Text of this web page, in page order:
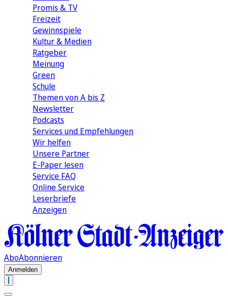
Promis & TV
Freizeit
Gewinnspiele
Kultur & Medien
Ratgeber
Meinung
Green
Schule
Themen von A bis Z
Newsletter
Podcasts
Services und Empfehlungen
Wir helfen
Unsere Partner
E-Paper lesen
Service FAQ
Online Service
Leserbriefe
Anzeigen
AboAbonnieren
Anmelden